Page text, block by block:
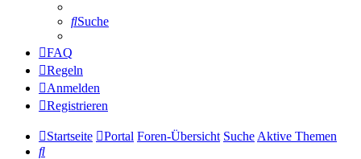
Suche
FAQ
Regeln
Anmelden
Registrieren
Startseite Portal Foren-Übersicht SucheAktive Themen
Suche